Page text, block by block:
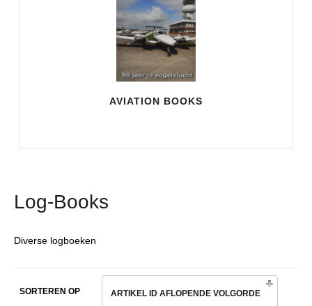
AVIATION BOOKS
Log-Books
Diverse logboeken
SORTEREN OP ARTIKEL ID AFLOPENDE VOLGORDE